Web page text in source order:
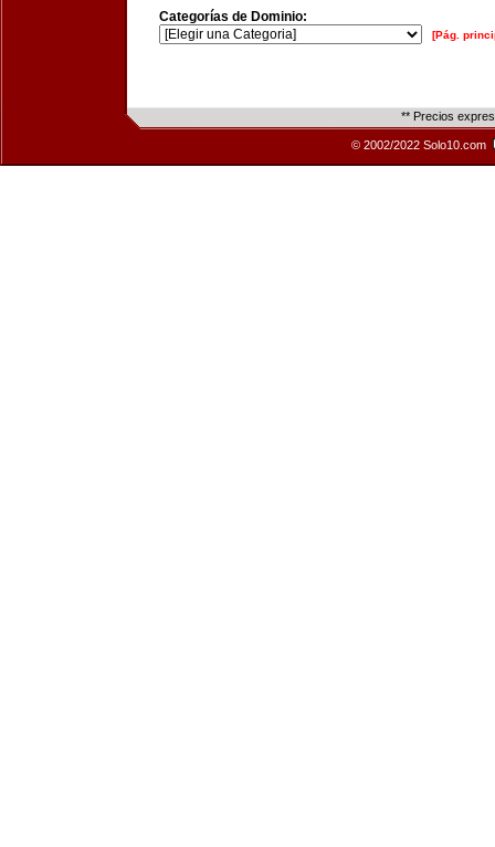
Categorías de Dominio:
[Pág.
** Precios
© 2002/2022 Solo10.com